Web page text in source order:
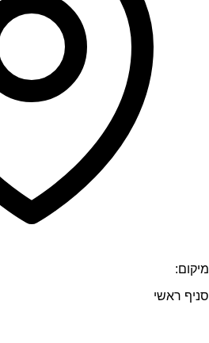
מיקום:
סניף ראשי